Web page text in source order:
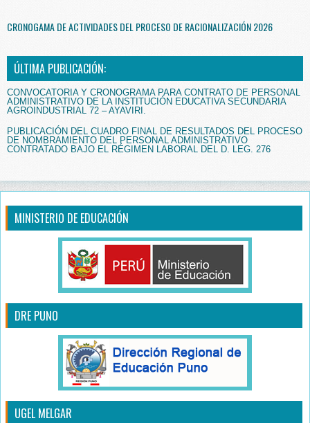
CRONOGAMA DE ACTIVIDADES DEL PROCESO DE RACIONALIZACIÓN 2026
ÚLTIMA PUBLICACIÓN:
CONVOCATORIA Y CRONOGRAMA PARA CONTRATO DE PERSONAL
ADMINISTRATIVO DE LA INSTITUCIÓN EDUCATIVA SECUNDARIA
AGROINDUSTRIAL 72 – AYAVIRI.
PUBLICACIÓN DEL CUADRO FINAL DE RESULTADOS DEL PROCESO
DE NOMBRAMIENTO DEL PERSONAL ADMINISTRATIVO
CONTRATADO BAJO EL RÉGIMEN LABORAL DEL D. LEG. 276
MINISTERIO DE EDUCACIÓN
DRE PUNO
UGEL MELGAR